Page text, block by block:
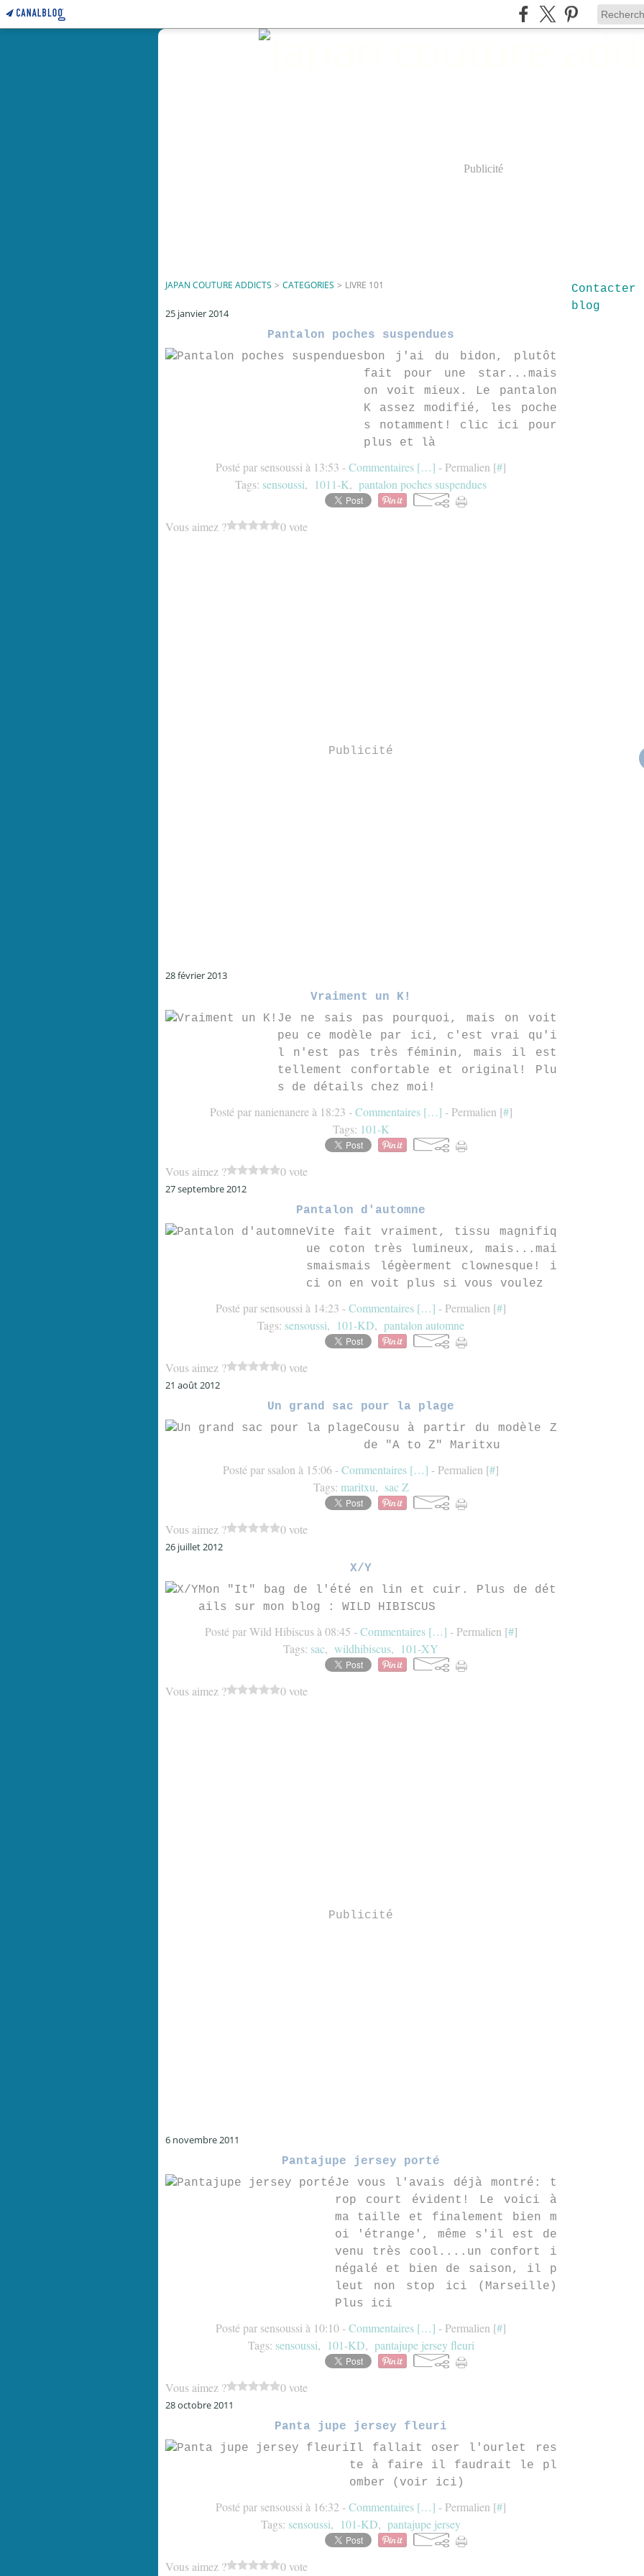
Publicité
JAPAN COUTURE ADDICTS > CATEGORIES > LIVRE 101
25 janvier 2014
Pantalon poches suspendues
bon j'ai du bidon, plutôt
fait pour une star...mais
on voit mieux. Le pantalon
K assez modifié, les poche
s notamment! clic ici pour
plus et là
Posté par sensoussi à 13:53 -Commentaires […] - Permalien [#]
Tags: sensoussi, 1011-K, pantalon poches suspendues
Vous aimez ? 0 vote
Publicité
28 février 2013
Vraiment un K!
Je ne sais pas pourquoi, mais on voit
peu ce modèle par ici, c'est vrai qu'i
l n'est pas très féminin, mais il est
tellement confortable et original! Plu
s de détails chez moi!
Posté par nanienanere à 18:23 -Commentaires […] - Permalien [#]
Tags: 101-K
Vous aimez ? 0 vote
27 septembre 2012
Pantalon d'automne
Vite fait vraiment, tissu magnifiq
ue coton très lumineux, mais...mai
smaismais légèerment clownesque! i
ci on en voit plus si vous voulez
Posté par sensoussi à 14:23 -Commentaires […] - Permalien [#]
Tags: sensoussi, 101-KD, pantalon automne
Vous aimez ? 0 vote
21 août 2012
Un grand sac pour la plage
Cousu à partir du modèle Z
de "A to Z" Maritxu
Posté par ssalon à 15:06 -Commentaires […] - Permalien [#]
Tags: maritxu, sac Z
Vous aimez ? 0 vote
26 juillet 2012
X/Y
Mon "It" bag de l'été en lin et cuir. Plus de dét
ails sur mon blog : WILD HIBISCUS
Posté par Wild Hibiscus à 08:45 -Commentaires […] - Permalien [#]
Tags: sac, wildhibiscus, 101-XY
Vous aimez ? 0 vote
Publicité
6 novembre 2011
Pantajupe jersey porté
Je vous l'avais déjà montré: t
rop court évident! Le voici à
ma taille et finalement bien m
oi 'étrange', même s'il est de
venu très cool....un confort i
négalé et bien de saison, il p
leut non stop ici (Marseille)
Plus ici
Posté par sensoussi à 10:10 -Commentaires […] - Permalien [#]
Tags: sensoussi, 101-KD, pantajupe jersey fleuri
Vous aimez ? 0 vote
28 octobre 2011
Panta jupe jersey fleuri
Il fallait oser l'ourlet res
te à faire il faudrait le pl
omber (voir ici)
Posté par sensoussi à 16:32 -Commentaires […] - Permalien [#]
Tags: sensoussi, 101-KD, pantajupe jersey
Vous aimez ? 0 vote
blog